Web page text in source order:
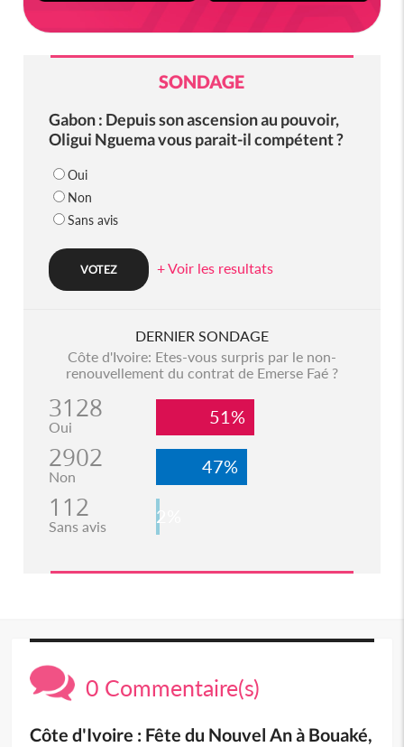
SONDAGE
Gabon : Depuis son ascension au pouvoir,
Oligui Nguema vous parait-il compétent ?
Oui
Non
Sans avis
+ Voir les resultats
DERNIER SONDAGE
Côte d'Ivoire: Etes-vous surpris par le non-
renouvellement du contrat de Emerse Faé ?
3128
Oui 51%
2902
Non 47%
112
Sans avis 2%
0 Commentaire(s)
Côte d'Ivoire : Fête du Nouvel An à Bouaké,